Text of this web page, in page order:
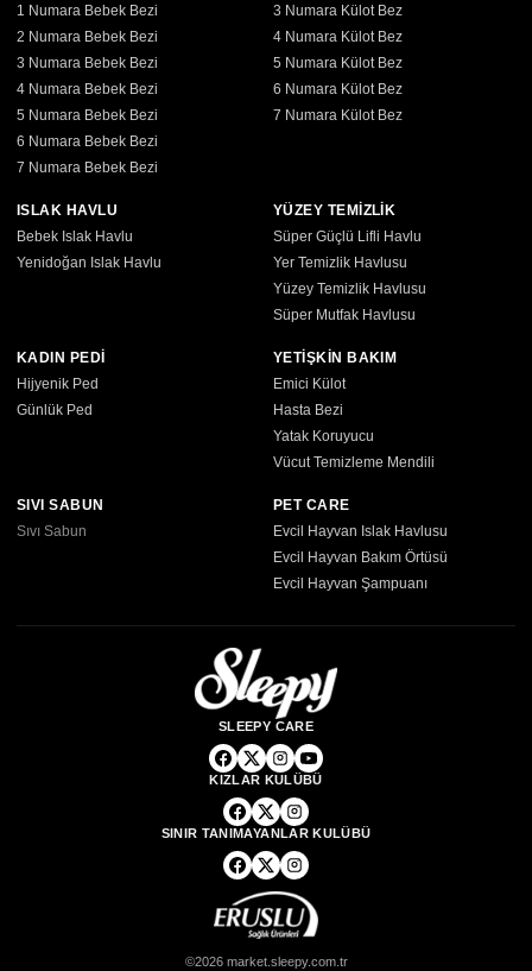
1 Numara Bebek Bezi
2 Numara Bebek Bezi
3 Numara Bebek Bezi
4 Numara Bebek Bezi
5 Numara Bebek Bezi
6 Numara Bebek Bezi
7 Numara Bebek Bezi
3 Numara Külot Bez
4 Numara Külot Bez
5 Numara Külot Bez
6 Numara Külot Bez
7 Numara Külot Bez
ISLAK HAVLU
Bebek Islak Havlu
Yenidoğan Islak Havlu
YÜZEY TEMİZLİK
Süper Güçlü Lifli Havlu
Yer Temizlik Havlusu
Yüzey Temizlik Havlusu
Süper Mutfak Havlusu
KADIN PEDİ
Hijyenik Ped
Günlük Ped
YETİŞKİN BAKIM
Emici Külot
Hasta Bezi
Yatak Koruyucu
Vücut Temizleme Mendili
SIVI SABUN
Sıvı Sabun
PET CARE
Evcil Hayvan Islak Havlusu
Evcil Hayvan Bakım Örtüsü
Evcil Hayvan Şampuanı
SLEEPY CARE
KIZLAR KULÜBÜ
SINIR TANIMAYANLAR KULÜBÜ
©2026 market.sleepy.com.tr